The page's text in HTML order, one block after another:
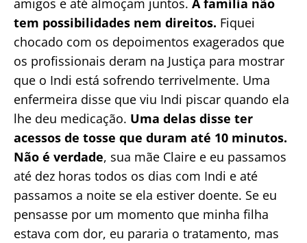
tem possibilidades nem direitos. Fiquei
chocado com os depoimentos exagerados que
os profissionais deram na Justiça para mostrar
que o Indi está sofrendo terrivelmente. Uma
enfermeira disse que viu Indi piscar quando ela
lhe deu medicação. Uma delas disse ter
acessos de tosse que duram até 10 minutos.
Não é verdade, sua mãe Claire e eu passamos
até dez horas todos os dias com Indi e até
passamos a noite se ela estiver doente. Se eu
pensasse por um momento que minha filha
estava com dor, eu pararia o tratamento, mas